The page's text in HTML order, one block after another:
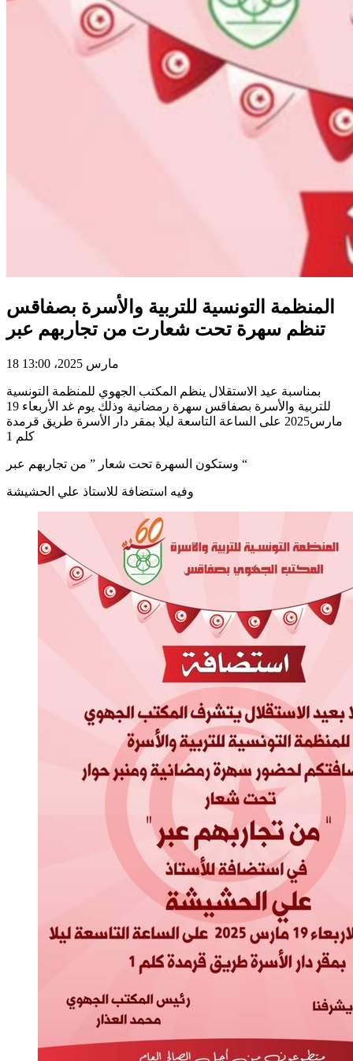
المنظمة التونسية للتربية والأسرة بصفاقس
تنظم سهرة تحت شعارت من تجاربهم عبر
18 مارس 2025، 13:00
بمناسبة عيد الاستقلال ينظم المكتب الجهوي للمنظمة التونسية
للتربية والأسرة بصفاقس سهرة رمضانية وذلك يوم غد الأربعاء 19
مارس2025 على الساعة التاسعة ليلا بمقر دار الأسرة طريق قرمدة
كلم 1
وستكون السهرة تحت شعار ” من تجاربهم عبر “
وفيه استضافة للاستاذ علي الحشيشة